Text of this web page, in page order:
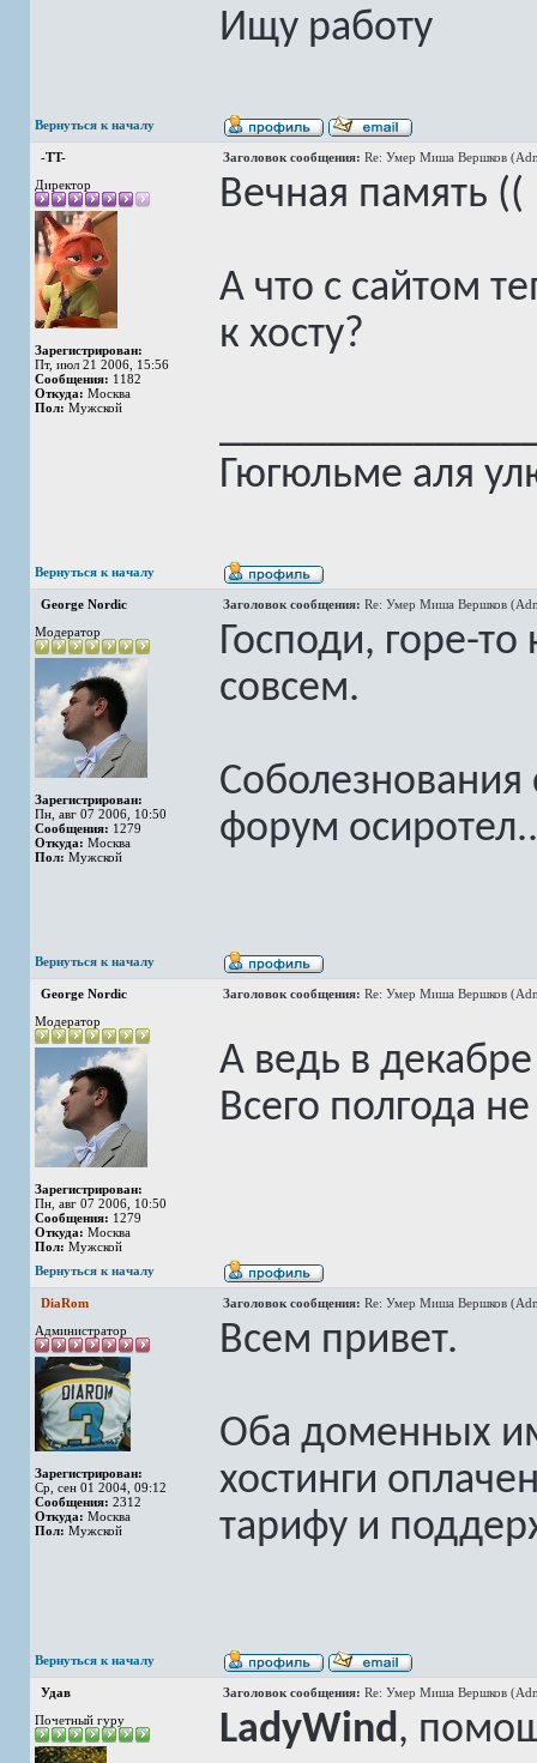
Ищу работу
Вернуться к началу
-TT- Заголовок сообщения: Re: Умер Миша Вершков
Директор
Зарегистрирован:
Пт, июл 21 2006, 15:56
Сообщения: 1182
Откуда: Москва
Пол: Мужской
Вечная память ((
А что с сайтом
к хосту?
Гюгюльме аля
Вернуться к началу
George Nordic Заголовок сообщения: Re: Умер Миша Вершков
Модератор
Зарегистрирован:
Пн, авг 07 2006, 10:50
Сообщения: 1279
Откуда: Москва
Пол: Мужской
Господи, горе-
совсем.
форум
Вернуться к началу
George Nordic Заголовок сообщения: Re: Умер Миша Вершков
Модератор
Зарегистрирован:
Пн, авг 07 2006, 10:50
Сообщения: 1279
Откуда: Москва
Пол: Мужской
А ведь в
Всего полгода
Вернуться к началу
DiaRom Заголовок сообщения: Re: Умер Миша Вершков
Администратор
Зарегистрирован:
Ср, сен 01 2004, 09:12
Сообщения: 2312
Откуда: Москва
Пол: Мужской
Всем привет.
Оба доменных
хостинги
тарифу и
Вернуться к началу
Удав Заголовок сообщения: Re: Умер Миша Вершков
Почетный гуру
LadyWind,